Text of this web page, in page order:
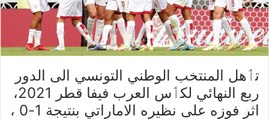
تٲهل المنتخب الوطني التونسي الى الدور
ربع النهائي لكٲس العرب فيفا قطر 2021،
اثر فوزه على نظيره الاماراتي بنتيجة 1-0 ،